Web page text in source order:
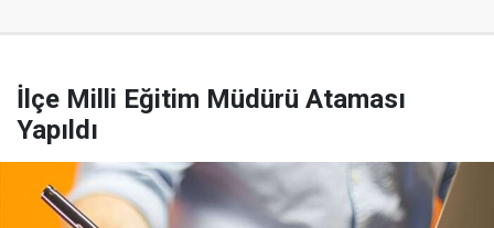
İlçe Milli Eğitim Müdürü Ataması
Yapıldı